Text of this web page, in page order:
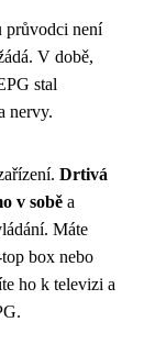
průvodci není
V době,
stal
nervy.
Drtivá
v sobě a
Máte
box nebo
ho k televizi a